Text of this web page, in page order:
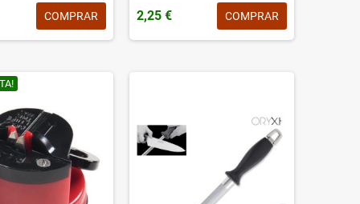
COMPRAR 2,25 € COMPRAR